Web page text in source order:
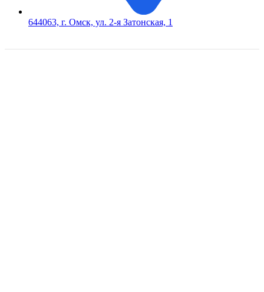
644063, г. Омск, ул. 2-я Затонская, 1